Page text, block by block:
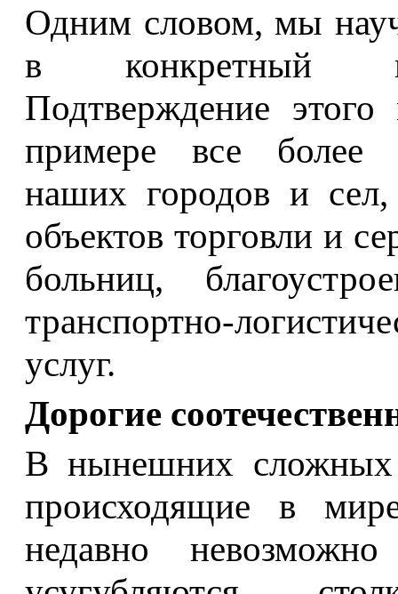
Одним словом, мы
в конкретный
Подтверждение
примере все более
наших городов и сел,
объектов торговли и
больниц,
транспортно-
услуг.
Дорогие
В нынешних сложных
происходящие в
недавно